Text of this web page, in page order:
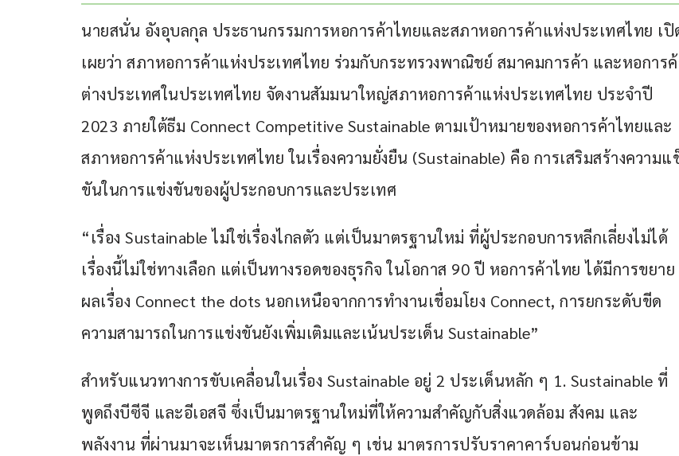
นายสนั่น อังอุบลกุล ประธานกรรมการหอการค้าไทยและสภาหอการค้าแห่งประเทศไทย เปิ
เผยว่า สภาหอการค้าแห่งประเทศไทย ร่วมกับกระทรวงพาณิชย์ สมาคมการค้า และหอการ
ต่างประเทศในประเทศไทย จัดงานสัมมนาใหญ่สภาหอการค้าแห่งประเทศไทย ประจำปี
2023 ภายใต้ธีม Connect Competitive Sustainable ตามเป้าหมายของหอการค้าไทยและ
สภาหอการค้าแห่งประเทศไทย ในเรื่องความยั่งยืน (Sustainable) คือ การเสริมสร้างความแ
ขันในการแข่งขันของผู้ประกอบการและประเทศ
“เรื่อง Sustainable ไม่ใช่เรื่องไกลตัว แต่เป็นมาตรฐานใหม่ ที่ผู้ประกอบการหลีกเลี่ยงไม่ได้
เรื่องนี้ไม่ใช่ทางเลือก แต่เป็นทางรอดของธุรกิจ ในโอกาส 90 ปี หอการค้าไทย ได้มีการขยาย
ผลเรื่อง Connect the dots นอกเหนือจากการทำงานเชื่อมโยง Connect, การยกระดับขีด
ความสามารถในการแข่งขันยังเพิ่มเติมและเน้นประเด็น Sustainable”
สำหรับแนวทางการขับเคลื่อนในเรื่อง Sustainable อยู่ 2 ประเด็นหลัก ๆ 1. Sustainable ที่
พูดถึงบีซีจี และอีเอสจี ซึ่งเป็นมาตรฐานใหม่ที่ให้ความสำคัญกับสิ่งแวดล้อม สังคม และ
พลังงาน ที่ผ่านมาจะเห็นมาตรการสำคัญ ๆ เช่น มาตรการปรับราคาคาร์บอนก่อนข้าม